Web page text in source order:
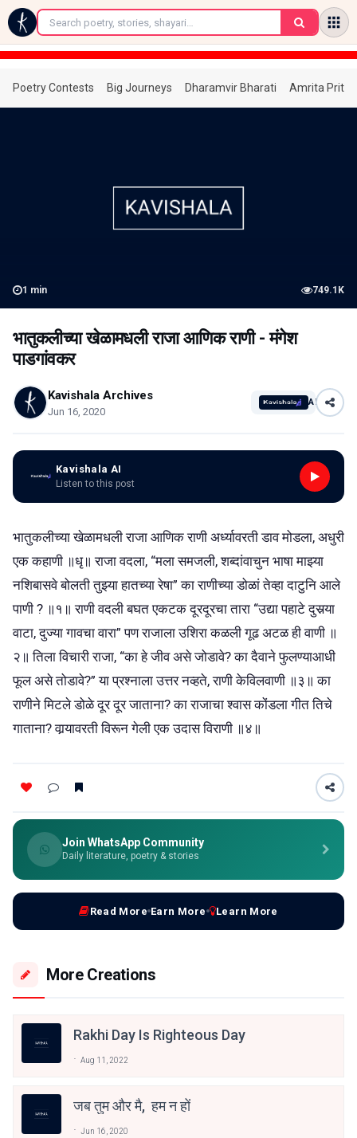
←
Poetry Contests Big Journeys Dharamvir Bharati Amrita
1 min 749.1K
भातुकलीच्या खेळामधली राजा आणिक राणी - मंगेश
पाडगांवकर
Kavishala Archives
Jun 16, 2020
AI
Kavishala AI
Listen to this post
भातुकलीच्या खेळामधली राजा आणिक राणी अर्ध्यावरती डाव मोडला, अधुरी
एक कहाणी ॥धृ॥ राजा वदला, “मला समजली, शब्दांवाचुन भाषा माझ्या
नशिबासवे बोलती तुझ्या हातच्या रेषा” का राणीच्या डोळां तेव्हा दाटुनि आले
पाणी ? ॥१॥ राणी वदली बघत एकटक दूरदूरचा तारा “उद्या पहाटे दुसर्‍या
वाटा, दुज्या गावचा वारा” पण राजाला उशिरा कळली गूढ अटळ ही वाणी ॥
२॥ तिला विचारी राजा, “का हे जीव असे जोडावे? का दैवाने फुलण्याआधी
फूल असे तोडावे?” या प्रश्नाला उत्तर नव्हते, राणी केविलवाणी ॥३॥ का
राणीने मिटले डोळे दूर दूर जाताना? का राजाचा श्वास कोंडला गीत तिचे
गाताना? वार्‍यावरती विरून गेली एक उदास विराणी ॥४॥
Join WhatsApp Community
Daily literature, poetry & stories
Read More Earn More Learn More
More Creations
Rakhi Day Is Righteous Day
Aug 11, 2022
जब तुम और मै, हम न हों
Jun 16, 2020